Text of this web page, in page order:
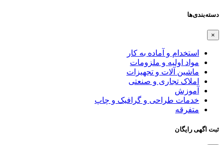
دسته‌بندی‌ها
×
استخدام و آماده به کار
مواد اولیه و ملزومات
ماشین آلات و تجهیزات
املاک تجاری و صنعتی
آموزش
خدمات طراحی و گرافیک و چاپ
متفرقه
ثبت اگهی رایگان